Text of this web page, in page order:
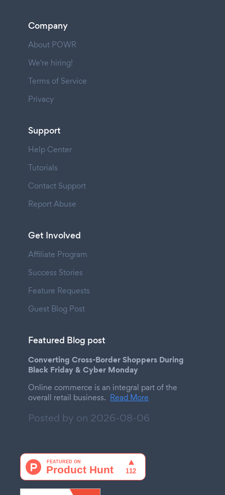
Company
About POWR
We're hiring!
Terms of Service
Privacy
Support
Help Center
Tutorials
Contact Support
Report Abuse
Get Involved
Affiliate Program
Success Stories
Feature Requests
Guest Blog Post
Featured Blog post
Converting Cross-Border Shoppers During
Black Friday & Cyber Monday
Online commerce is an integral part of the
overall retail business. Read More
Posted by on 2026-08-06